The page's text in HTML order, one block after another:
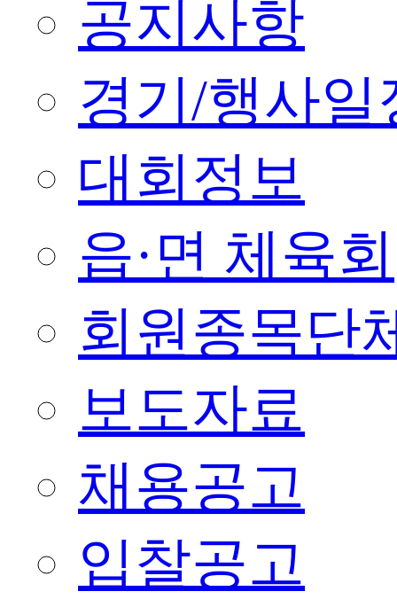
공지사항
경기/행사일
대회정보
읍·면 체육회
회원종목단
보도자료
채용공고
입찰공고